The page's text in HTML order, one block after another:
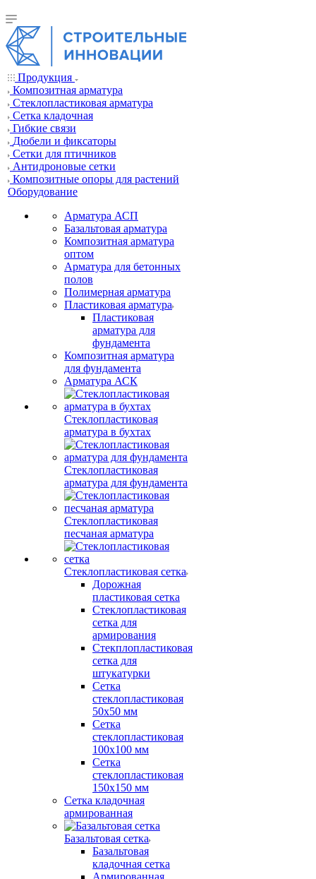
Продукция
Композитная арматура
Cтеклопластиковая арматура
Сетка кладочная
Гибкие связи
Дюбели и фиксаторы
Сетки для птичников
Антидроновые сетки
Композитные опоры для растений
Оборудование
Арматура АСП
Базальтовая арматура
Композитная арматура
оптом
Арматура для бетонных
полов
Полимерная арматура
Пластиковая арматура
Пластиковая
арматура для
фундамента
Композитная арматура
для фундамента
Арматура АСК
Стеклопластиковая
арматура в бухтах
Стеклопластиковая
арматура для фундамента
Стеклопластиковая
песчаная арматура
Стеклопластиковая сетка
Дорожная
пластиковая сетка
Стеклопластиковая
сетка для
армирования
Стекплопластиковая
сетка для
штукатурки
Сетка
стеклопластиковая
50x50 мм
Сетка
стеклопластиковая
100x100 мм
Сетка
стеклопластиковая
150x150 мм
Сетка кладочная
армированная
Базальтовая сетка
Базальтовая
кладочная сетка
Армированная